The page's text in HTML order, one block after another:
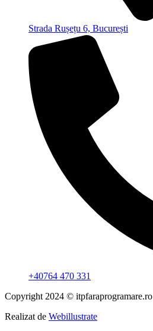
Strada Rușețu 6, București
+40764 470 331
Copyright 2024 © itpfaraprogramare.ro
Realizat de Webillustrate